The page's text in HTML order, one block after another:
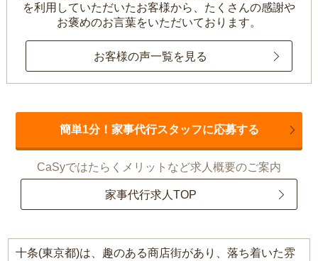
を利用していただいたお客様から、 たくさんの感謝や
お褒めのお言葉をいただいております。
お客様の声一覧を見る
簡単1分！家事代行スタッフに応募する
CaSyではたらくメリットなど求人概要のご案内
家事代行求人TOP
十条(東京都)は、趣のある商店街があり、落ち着いた雰